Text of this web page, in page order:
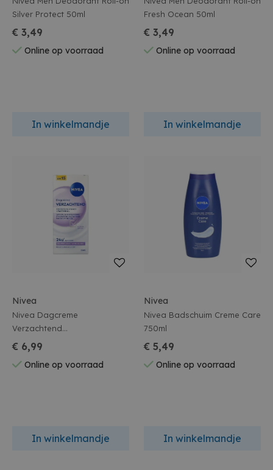
Silver Protect 50ml
€ 3,49
Online op voorraad
In winkelmandje
Fresh Ocean 50ml
€ 3,49
Online op voorraad
In winkelmandje
Nivea
Nivea Dagcreme
Verzachtend
Ongeparfumeerd Gevoelige
Huid Spf15 50ml
€ 6,99
Online op voorraad
In winkelmandje
Nivea
Nivea Badschuim Creme Care
750ml
€ 5,49
Online op voorraad
In winkelmandje